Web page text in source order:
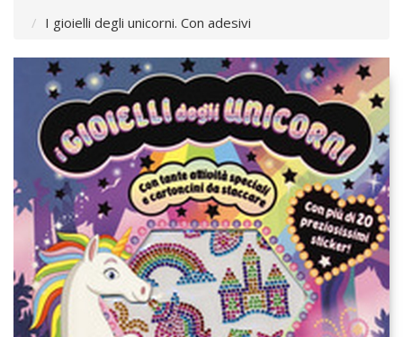
I gioielli degli unicorni. Con adesivi